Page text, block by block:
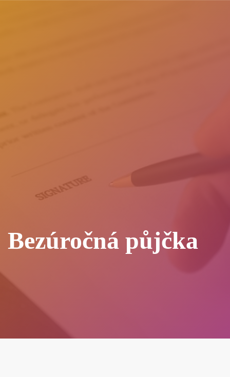
Bezúročná půjčka